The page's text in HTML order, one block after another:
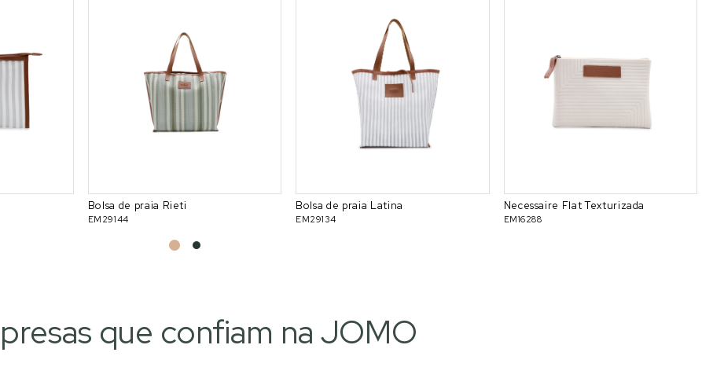
Bolsa de praia Rieti
EM29144
Bolsa de praia Latina
EM29134
Necessaire Flat Texturizada
EM16288
que confiam na JOMO